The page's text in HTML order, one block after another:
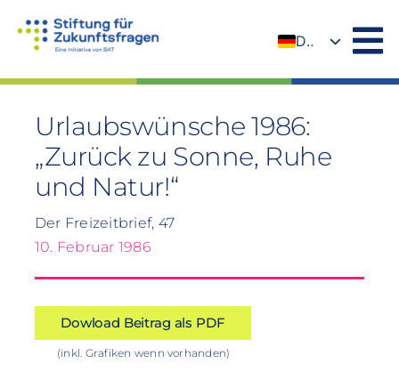
Inhalt
DE
Urlaubswünsche 1986:
„Zurück zu Sonne, Ruhe
und Natur!“
Der Freizeitbrief, 47
10. Februar 1986
Dowload Beitrag als PDF
(inkl. Grafiken wenn vorhanden)